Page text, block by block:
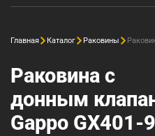
Главная Каталог Раковины
Раковина с
донным
Gappo GX401-9